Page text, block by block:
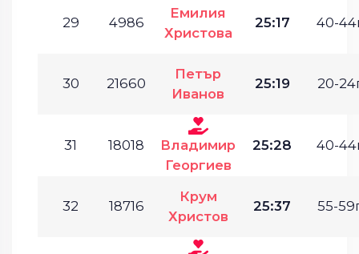
29 4986
Емилия
Христова
25:17 40-
30 21660
Петър
Иванов
25:19 20-
31 18018
Владимир
Георгиев
25:28 40-
32 18716
Крум
Христов
25:37 55-